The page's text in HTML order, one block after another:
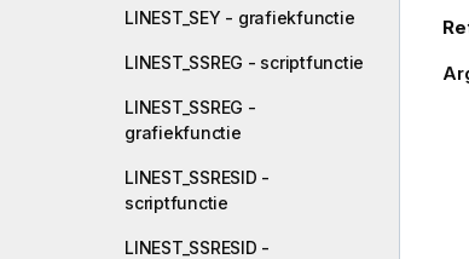
LINEST_SEY - grafiekfunctie
LINEST_SSREG - scriptfunctie
LINEST_SSREG -
grafiekfunctie
LINEST_SSRESID -
scriptfunctie
LINEST_SSRESID -